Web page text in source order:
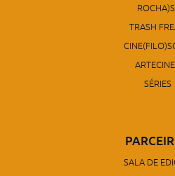
TRASH
SÉRIES
SALA DE